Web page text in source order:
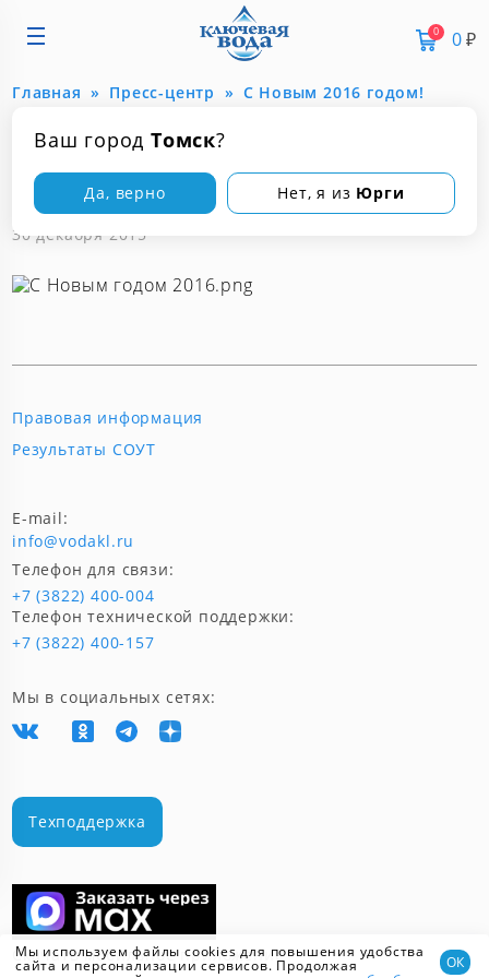
Ваш город Томск?
Да, верно Нет, я из Юрги
0 0₽
Мы используем файлы cookies для повышения удобства
сайта и персонализации сервисов. Продолжая ОК
Главная Пресс-центр С Новым 2016 годом!
С Новым 2016 годом!
30 декабря 2015
Скачать мобильное приложение
Правовая информация
Результаты СОУТ
Телефон для связи:
+7 (3822) 400-004
Телефон технической поддержки:
+7 (3822) 400-157
E-mail:
info@vodakl.ru
Мы в социальных сетях:
Техподдержка